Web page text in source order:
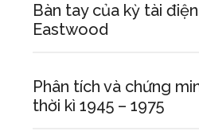
Bàn tay của kỳ tài
Eastwood
Phân tích và chứng
thời kì 1945 – 1975